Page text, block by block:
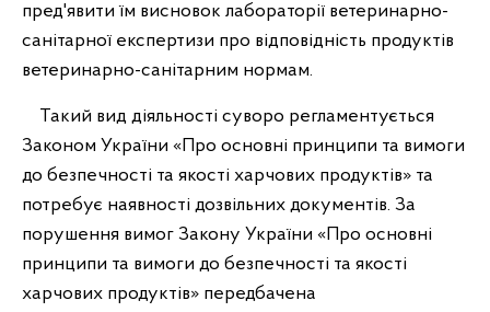
пред'явити їм висновок лабораторії ветеринарно-
санітарної експертизи про відповідність продуктів
ветеринарно-санітарним нормам.
Такий вид діяльності суворо регламентується
Законом України «Про основні принципи та вимоги
до безпечності та якості харчових продуктів» та
потребує наявності дозвільних документів. За
порушення вимог Закону України «Про основні
принципи та вимоги до безпечності та якості
харчових продуктів» передбачена